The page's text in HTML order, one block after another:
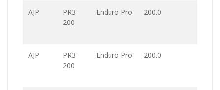
AJP
PR3
200
Enduro Pro 200.0
AJP
PR3
200
Enduro Pro 200.0